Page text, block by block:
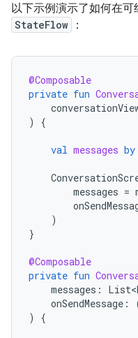
以下示例演示了如何在
StateFlow ：
@Composable
private fun
)
{
val messages by
messages =
)
}
@Composable
private fun
messages :
onSendMessage :
)
{